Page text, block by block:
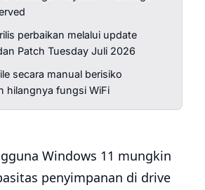
perbaikan melalui update
Patch Tuesday Juli 2026
secara manual berisiko
hilangnya fungsi WiFi
Windows 11 mungkin
penyimpanan di drive